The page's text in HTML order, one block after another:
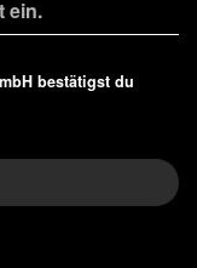
bestätigst du